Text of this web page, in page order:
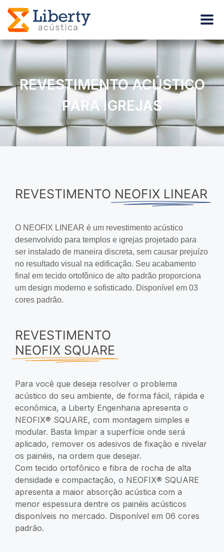
REVESTIMENTO ACÚSTICO
PARA IGREJAS
REVESTIMENTO NEOFIX LINEAR
O NEOFIX LINEAR é um revestimento acústico
desenvolvido para templos e igrejas projetado para
ser instalado de maneira discreta, sem causar prejuízo
no resultado visual na edificação. Seu acabamento
final em tecido ortofônico de alto padrão proporciona
um design moderno e sofisticado. Disponível em 03
cores padrão.
REVESTIMENTO
NEOFIX SQUARE
Para você que deseja resolver o problema
acústico do seu ambiente, de forma fácil, rápida e
econômica, a Liberty Engenharia apresenta o
NEOFIX® SQUARE, com montagem simples e
modular. Basta limpar a superfície onde será
aplicado, remover os adesivos de fixação e nivelar
os painéis, na ordem que desejar.
Com tecido ortofônico e fibra de rocha de alta
densidade e compactação, o NEOFIX® SQUARE
apresenta a maior absorção acústica com a
menor espessura dentre os painéis acústicos
disponíveis no mercado. Disponível em 06 cores
padrão.